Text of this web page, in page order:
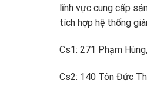
lĩnh vực cung cấp
tích hợp hệ thống
Cs1: 271 Phạm
Cs2: 140 Tôn Đức